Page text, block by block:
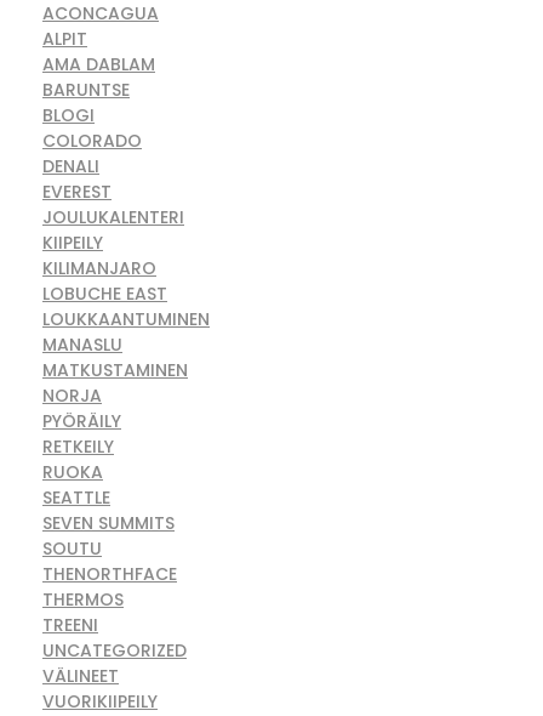
ACONCAGUA
ALPIT
AMA DABLAM
BARUNTSE
BLOGI
COLORADO
DENALI
EVEREST
JOULUKALENTERI
KIIPEILY
KILIMANJARO
LOBUCHE EAST
LOUKKAANTUMINEN
MANASLU
MATKUSTAMINEN
NORJA
PYÖRÄILY
RETKEILY
RUOKA
SEATTLE
SEVEN SUMMITS
SOUTU
THENORTHFACE
THERMOS
TREENI
UNCATEGORIZED
VÄLINEET
VUORIKIIPEILY